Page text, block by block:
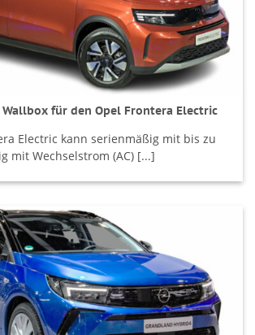
für den Opel Frontera Electric
Electric kann serienmäßig mit bis zu
mit Wechselstrom (AC) [...]